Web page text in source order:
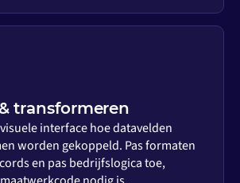
transformeren
interface hoe datavelden
worden gekoppeld. Pas formaten
en pas bedrijfslogica toe,